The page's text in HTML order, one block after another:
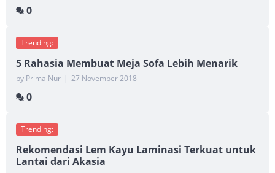
0
Trending:
5 Rahasia Membuat Meja Sofa Lebih Menarik
by Prima Nur | 27 November 2018
0
Trending:
Rekomendasi Lem Kayu Laminasi Terkuat untuk
Lantai dari Akasia